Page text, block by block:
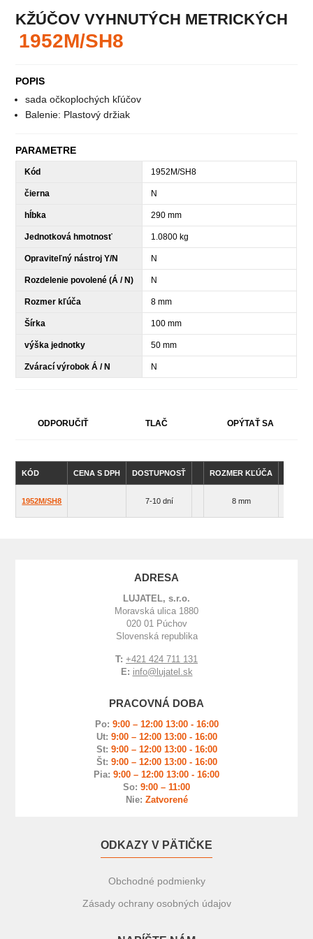
KŽÚČOV VYHNUTÝCH METRICKÝCH
1952M/SH8
POPIS
sada očkoplochých kľúčov
Balenie: Plastový držiak
PARAMETRE
Kód 1952M/SH8
čierna N
hĺbka 290 mm
Jednotková hmotnosť 1.0800 kg
Opraviteľný nástroj Y/N N
Rozdelenie povolené (Á / N) N
Rozmer kľúča 8 mm
Šírka 100 mm
výška jednotky 50 mm
Zvárací výrobok Á / N N
ODPORUČIŤ TLAČ OPÝTAŤ SA
KÓD CENA S DPH DOSTUPNOSŤ ROZMER KĽÚČA
1952M/SH8 7-10 dní 8 mm
ADRESA
LUJATEL, s.r.o.
Moravská ulica 1880
020 01 Púchov
Slovenská republika
T: +421 424 711 131
E: info@lujatel.sk
PRACOVNÁ DOBA
Po: 9:00 – 12:00 13:00 - 16:00
Ut: 9:00 – 12:00 13:00 - 16:00
St: 9:00 – 12:00 13:00 - 16:00
Št: 9:00 – 12:00 13:00 - 16:00
Pia: 9:00 – 12:00 13:00 - 16:00
So: 9:00 – 11:00
Nie: Zatvorené
ODKAZY V PÄTIČKE
Obchodné podmienky
Zásady ochrany osobných údajov